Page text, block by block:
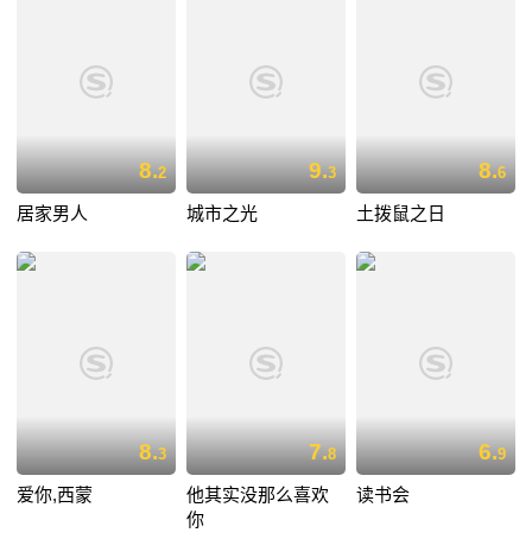
8.2
居家男人
9.3
城市之光
8.6
土拨鼠之日
8.3
爱你,西蒙
7.8
他其实没那么喜欢
你
6.9
读书会